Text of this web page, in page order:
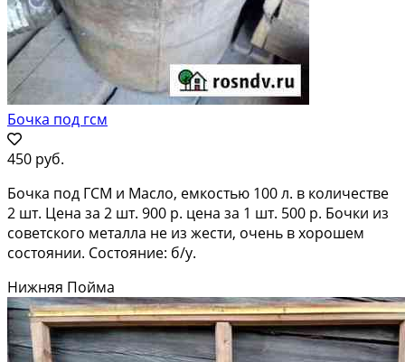
Бочка под гсм
450 руб.
Бочка под ГСМ и Масло, емкостью 100 л. в количестве
2 шт. Цена за 2 шт. 900 р. цена за 1 шт. 500 р. Бочки из
советского металла не из жести, очень в хорошем
состоянии. Состояние: б/у.
Нижняя Пойма